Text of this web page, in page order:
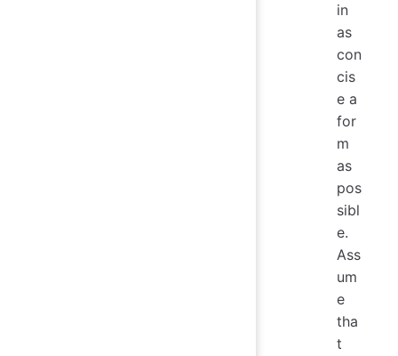
in
as
con
cis
e a
for
m
as
pos
sibl
e.
Ass
um
e
tha
t